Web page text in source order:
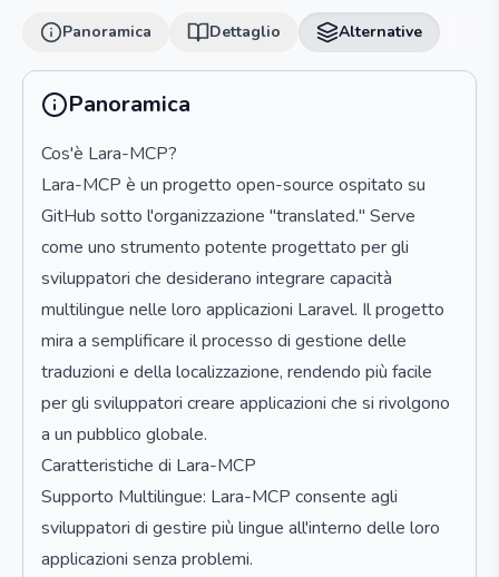
Panoramica Dettaglio Alternative
Panoramica
Cos'è Lara-MCP?
Lara-MCP è un progetto open-source ospitato su
GitHub sotto l'organizzazione "translated." Serve
come uno strumento potente progettato per gli
sviluppatori che desiderano integrare capacità
multilingue nelle loro applicazioni Laravel. Il progetto
mira a semplificare il processo di gestione delle
traduzioni e della localizzazione, rendendo più facile
per gli sviluppatori creare applicazioni che si rivolgono
a un pubblico globale.
Caratteristiche di Lara-MCP
Supporto Multilingue: Lara-MCP consente agli
sviluppatori di gestire più lingue all'interno delle loro
applicazioni senza problemi.